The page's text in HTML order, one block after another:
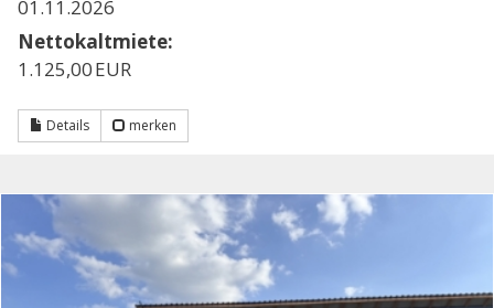
01.11.2026
Nettokaltmiete:
1.125,00 EUR
Details merken